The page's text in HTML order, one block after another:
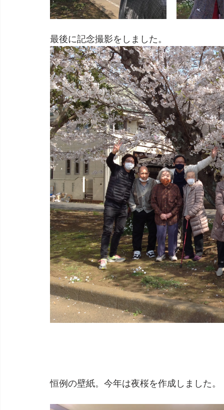
最後に記念撮影をしました。
恒例の壁紙。今年は夜桜を作成しました。